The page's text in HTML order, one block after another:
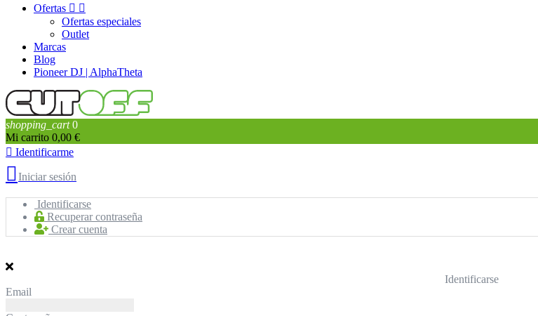
Ofertas  
Ofertas especiales
Outlet
Marcas
Blog
Pioneer DJ | AlphaTheta
shopping_cart 0
Mi carrito 0,00 €
 Identificarme
Iniciar sesión
Identificarse
Recuperar contraseña
Crear cuenta
Identificarse
Email